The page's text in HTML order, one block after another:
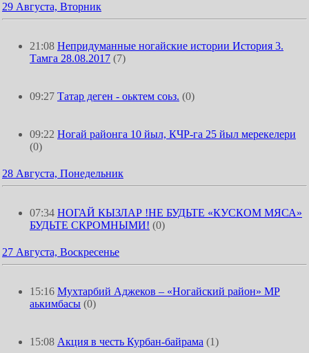
29 Августа, Вторник
21:08 Непридуманные ногайские истории История 3.
Тамга 28.08.2017 (7)
09:27 Татар деген - оьктем соьз. (0)
09:22 Ногай районга 10 йыл, КЧР-га 25 йыл мерекелери
(0)
28 Августа, Понедельник
07:34 НОГАЙ КЫЗЛАР !НЕ БУДЬТЕ «КУСКОМ МЯСА»
БУДЬТЕ СКРОМНЫМИ! (0)
27 Августа, Воскресенье
15:16 Мухтарбий Аджеков – «Ногайский район» МР
аькимбасы (0)
15:08 Акция в честь Курбан-байрама (1)